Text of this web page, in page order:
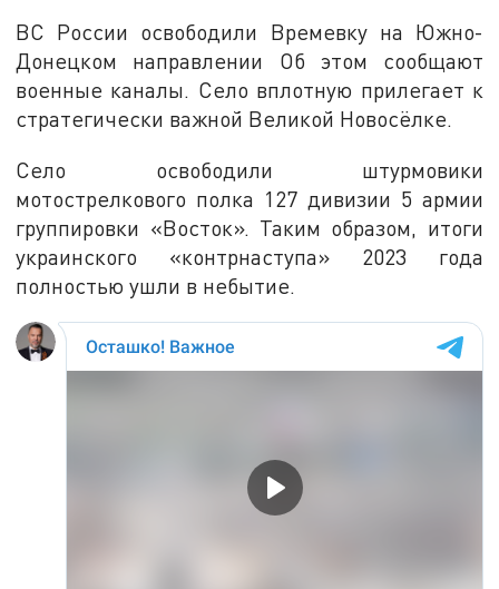
ВС России освободили Времевку на Южно-
Донецком направлении Об этом сообщают
военные каналы. Село вплотную прилегает к
стратегически важной Великой Новосёлке.
Село освободили штурмовики
мотострелкового полка 127 дивизии 5 армии
группировки «Восток». Таким образом, итоги
украинского «контрнаступа» 2023 года
полностью ушли в небытие.